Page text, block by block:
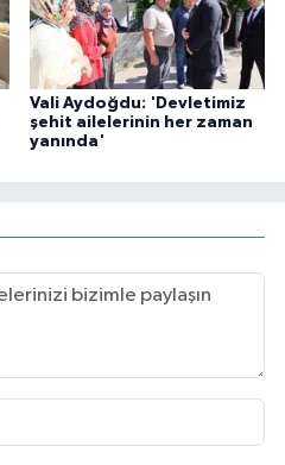
Vali Aydoğdu: 'Devletimiz
şehit ailelerinin her zaman
yanında'